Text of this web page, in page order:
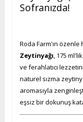
Sofranızda!
Roda Farm'ın özenle
Zeytinyağı, 175
ve ferahlatıcı
naturel sızma
aromasıyla
eşsiz bir dokunuş